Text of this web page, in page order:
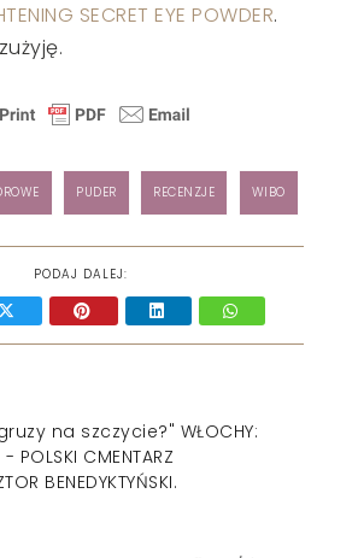
SECRET EYE POWDER.
PUDER RECENZJE WIBO
PODAJ DALEJ:
na szczycie?" WŁOCHY:
POLSKI CMENTARZ
BENEDYKTYŃSKI.